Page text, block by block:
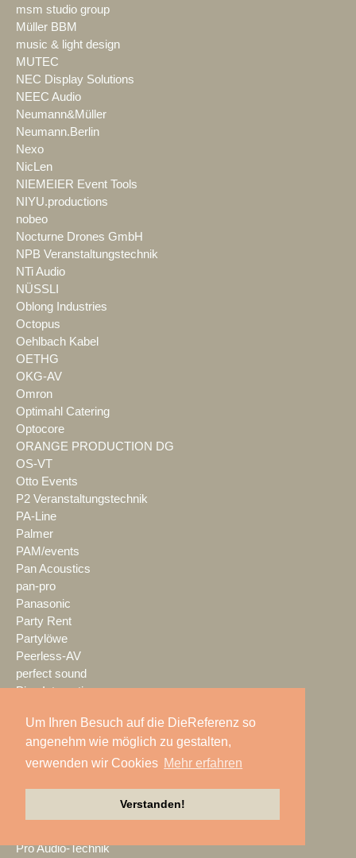
Um Ihren Besuch auf die DieReferenz so
angenehm wie möglich zu gestalten,
verwenden wir Cookies Mehr erfahren
Verstanden!
msm studio group
Müller BBM
music & light design
MUTEC
NEC Display Solutions
NEEC Audio
Neumann&Müller
Neumann.Berlin
Nexo
NicLen
NIEMEIER Event Tools
NIYU.productions
nobeo
Nocturne Drones GmbH
NPB Veranstaltungstechnik
NTi Audio
NÜSSLI
Oblong Industries
Octopus
Oehlbach Kabel
OETHG
OKG-AV
Omron
Optimahl Catering
Optocore
ORANGE PRODUCTION DG
OS-VT
Otto Events
P2 Veranstaltungstechnik
PA-Line
Palmer
PAM/events
Pan Acoustics
pan-pro
Panasonic
Party Rent
Partylöwe
Peerless-AV
perfect sound
Pico Interactive
PK Sound
PlexusAV
Point Source Audio
Pro Audio-Technik